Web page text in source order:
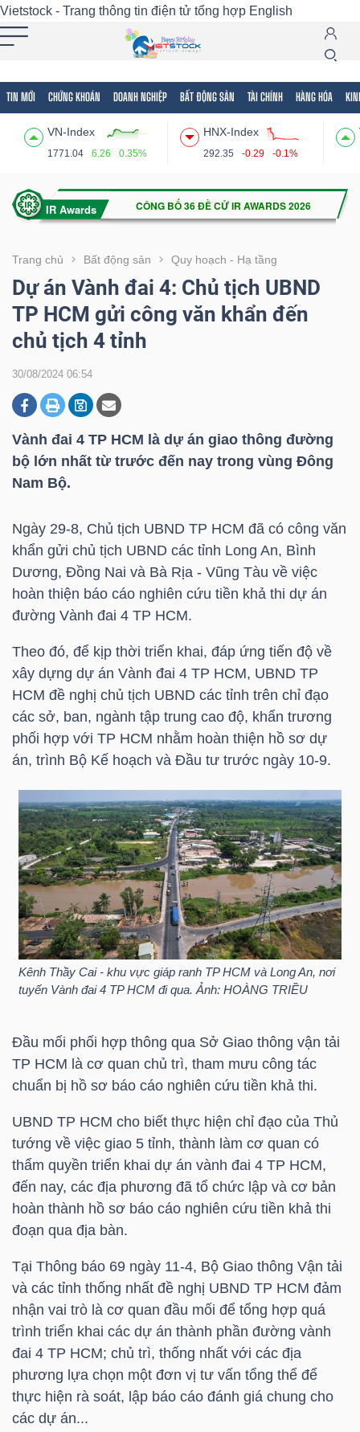
Vietstock - Trang thông tin điện tử tổng hợp English
TIN MỚI CHỨNG KHOÁN DOANH NGHIỆP BẤT ĐỘNG SẢN TÀI CHÍNH HÀNG HÓA
VN-Index
1771.04 6.26 0.35%
HNX-Index
292.35 -0.29 -0.1%
Trang chủ Bất động sản Quy hoạch - Hạ tầng
Dự án Vành đai 4: Chủ tịch UBND
TP HCM gửi công văn khẩn đến
chủ tịch 4 tỉnh
30/08/2024 06:54
Vành đai 4 TP HCM là dự án giao thông đường
bộ lớn nhất từ trước đến nay trong vùng Đông
Nam Bộ.
Ngày 29-8, Chủ tịch UBND TP HCM đã có công văn
khẩn gửi chủ tịch UBND các tỉnh Long An, Bình
Dương, Đồng Nai và Bà Rịa - Vũng Tàu về việc
hoàn thiện báo cáo nghiên cứu tiền khả thi dự án
đường Vành đai 4 TP HCM.
Theo đó, để kịp thời triển khai, đáp ứng tiến độ về
xây dựng dự án Vành đai 4 TP HCM, UBND TP
HCM đề nghị chủ tịch UBND các tỉnh trên chỉ đạo
các sở, ban, ngành tập trung cao độ, khẩn trương
phối hợp với TP HCM nhằm hoàn thiện hồ sơ dự
án, trình Bộ Kế hoạch và Đầu tư trước ngày 10-9.
Kênh Thầy Cai - khu vực giáp ranh TP HCM và Long An, nơi
tuyến Vành đai 4 TP HCM đi qua. Ảnh: HOÀNG TRIỀU
Đầu mối phối hợp thông qua Sở Giao thông vận tải
TP HCM là cơ quan chủ trì, tham mưu công tác
chuẩn bị hồ sơ báo cáo nghiên cứu tiền khả thi.
UBND TP HCM cho biết thực hiện chỉ đạo của Thủ
tướng về việc giao 5 tỉnh, thành làm cơ quan có
thẩm quyền triển khai dự án vành đai 4 TP HCM,
đến nay, các địa phương đã tổ chức lập và cơ bản
hoàn thành hồ sơ báo cáo nghiên cứu tiền khả thi
đoạn qua địa bàn.
Tại Thông báo 69 ngày 11-4, Bộ Giao thông Vận tải
và các tỉnh thống nhất đề nghị UBND TP HCM đảm
nhận vai trò là cơ quan đầu mối để tổng hợp quá
trình triển khai các dự án thành phần đường vành
đai 4 TP HCM; chủ trì, thống nhất với các địa
phương lựa chọn một đơn vị tư vấn tổng thể để
thực hiện rà soát, lập báo cáo đánh giá chung cho
các dự án...
Tất cả Tính năng Ngành Mã chứng khoán
Tính
(-)
VIETSTOCK
CHỨNG
KHOÁN
DOANH
NGHIỆP
ĐỘNG
SẢN
CHÍNH
HÀNG
HÓA
KINH
TẾ
THẾ
GIỚI
DƯƠNG
TÀI
CHÍNH
CÁ
NHÂN
PHÂN
TÍCH
VIETSTOCKFINANCE
VĨ
MÔ